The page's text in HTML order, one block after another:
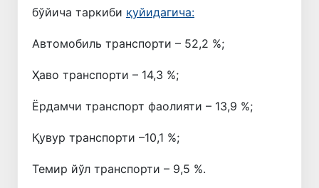
бўйича таркиби қуйидагича:
Автомобиль транспорти – 52,2 %;
Ҳаво транспорти – 14,3 %;
Ёрдамчи транспорт фаолияти – 13,9 %;
Қувур транспорти –10,1 %;
Темир йўл транспорти – 9,5 %.